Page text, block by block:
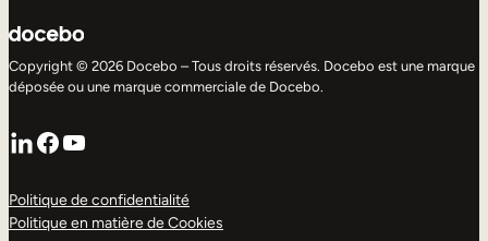
Copyright © 2026 Docebo – Tous droits réservés. Docebo est une marque
déposée ou une marque commerciale de Docebo.
LinkedIn
Facebook
YouTube
Politique de confidentialité
Politique en matière de Cookies